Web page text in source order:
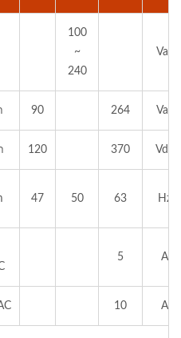
100
~
240
Vac
90 264 Vac
120 370 Vdc
47 50 63 Hz
5 A
10 A